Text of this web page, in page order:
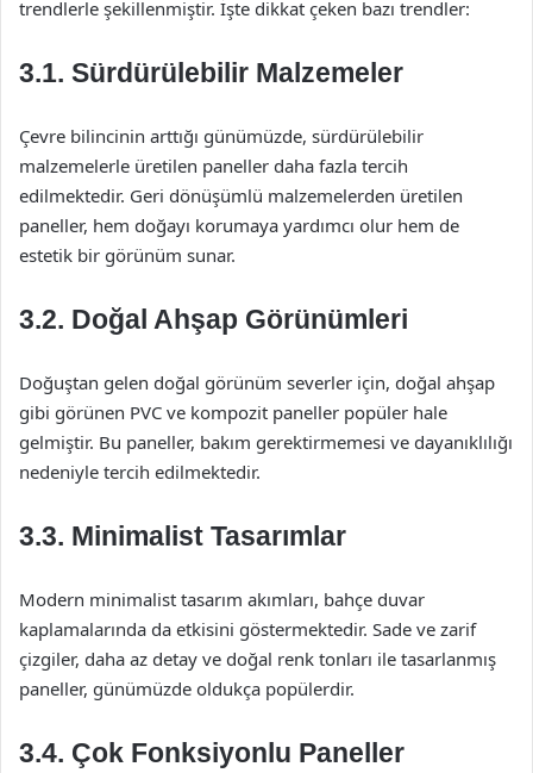
trendlerle şekillenmiştir. İşte dikkat çeken bazı trendler:
3.1. Sürdürülebilir Malzemeler
Çevre bilincinin arttığı günümüzde, sürdürülebilir
malzemelerle üretilen paneller daha fazla tercih
edilmektedir. Geri dönüşümlü malzemelerden üretilen
paneller, hem doğayı korumaya yardımcı olur hem de
estetik bir görünüm sunar.
3.2. Doğal Ahşap Görünümleri
Doğuştan gelen doğal görünüm severler için, doğal ahşap
gibi görünen PVC ve kompozit paneller popüler hale
gelmiştir. Bu paneller, bakım gerektirmemesi ve dayanıklılığı
nedeniyle tercih edilmektedir.
3.3. Minimalist Tasarımlar
Modern minimalist tasarım akımları, bahçe duvar
kaplamalarında da etkisini göstermektedir. Sade ve zarif
çizgiler, daha az detay ve doğal renk tonları ile tasarlanmış
paneller, günümüzde oldukça popülerdir.
3.4. Çok Fonksiyonlu Paneller